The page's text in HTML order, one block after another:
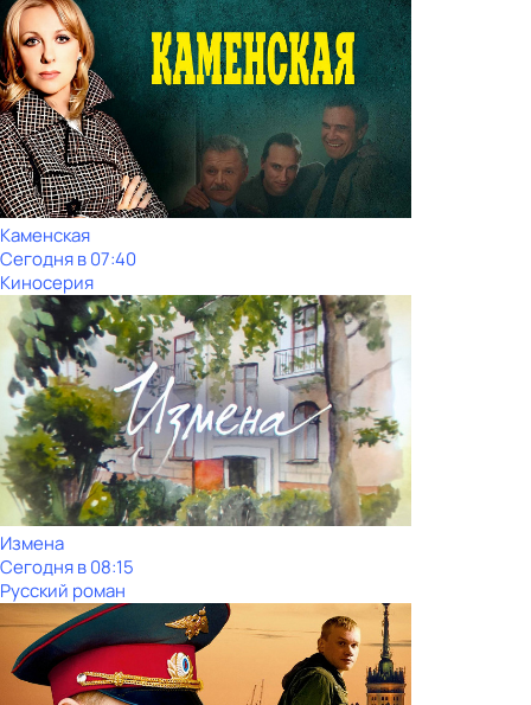
Каменская
Сегодня в 07:40
Киносерия
Измена
Сегодня в 08:15
Русский роман